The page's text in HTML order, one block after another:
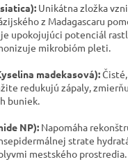
Unikátna zložka
z Madagascaru
upokojujúci potenciál
mikrobióm pleti.
madekasová):
redukujú zápaly,
buniek.
NP): Napomáha
strate
mestského prostredia.